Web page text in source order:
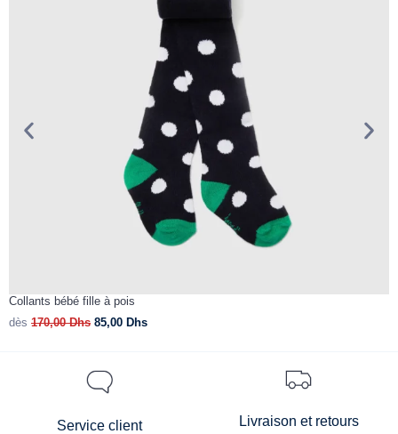
Collants bébé fille à pois
dès 170,00Dhs 85,00 Dhs
Service client Livraison et retours